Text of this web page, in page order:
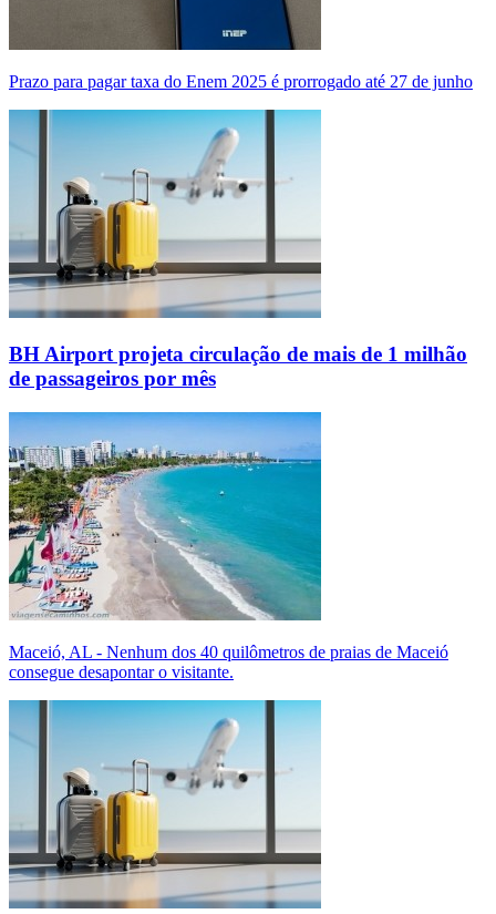
Prazo para pagar taxa do Enem 2025 é prorrogado até 27 de junho
BH Airport projeta circulação de mais de 1 milhão
de passageiros por mês
Maceió, AL - Nenhum dos 40 quilômetros de praias de Maceió
consegue desapontar o visitante.